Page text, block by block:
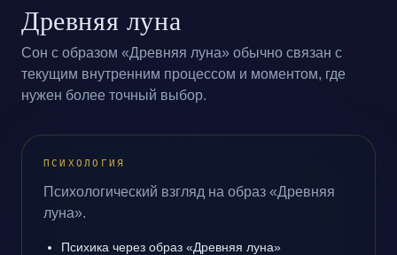
Древняя луна
Сон с образом «Древняя луна» обычно связан с
текущим внутренним процессом и моментом, где
нужен более точный выбор.
ПСИХОЛОГИЯ
Психологический взгляд на образ «Древняя
луна».
Психика через образ «Древняя луна»